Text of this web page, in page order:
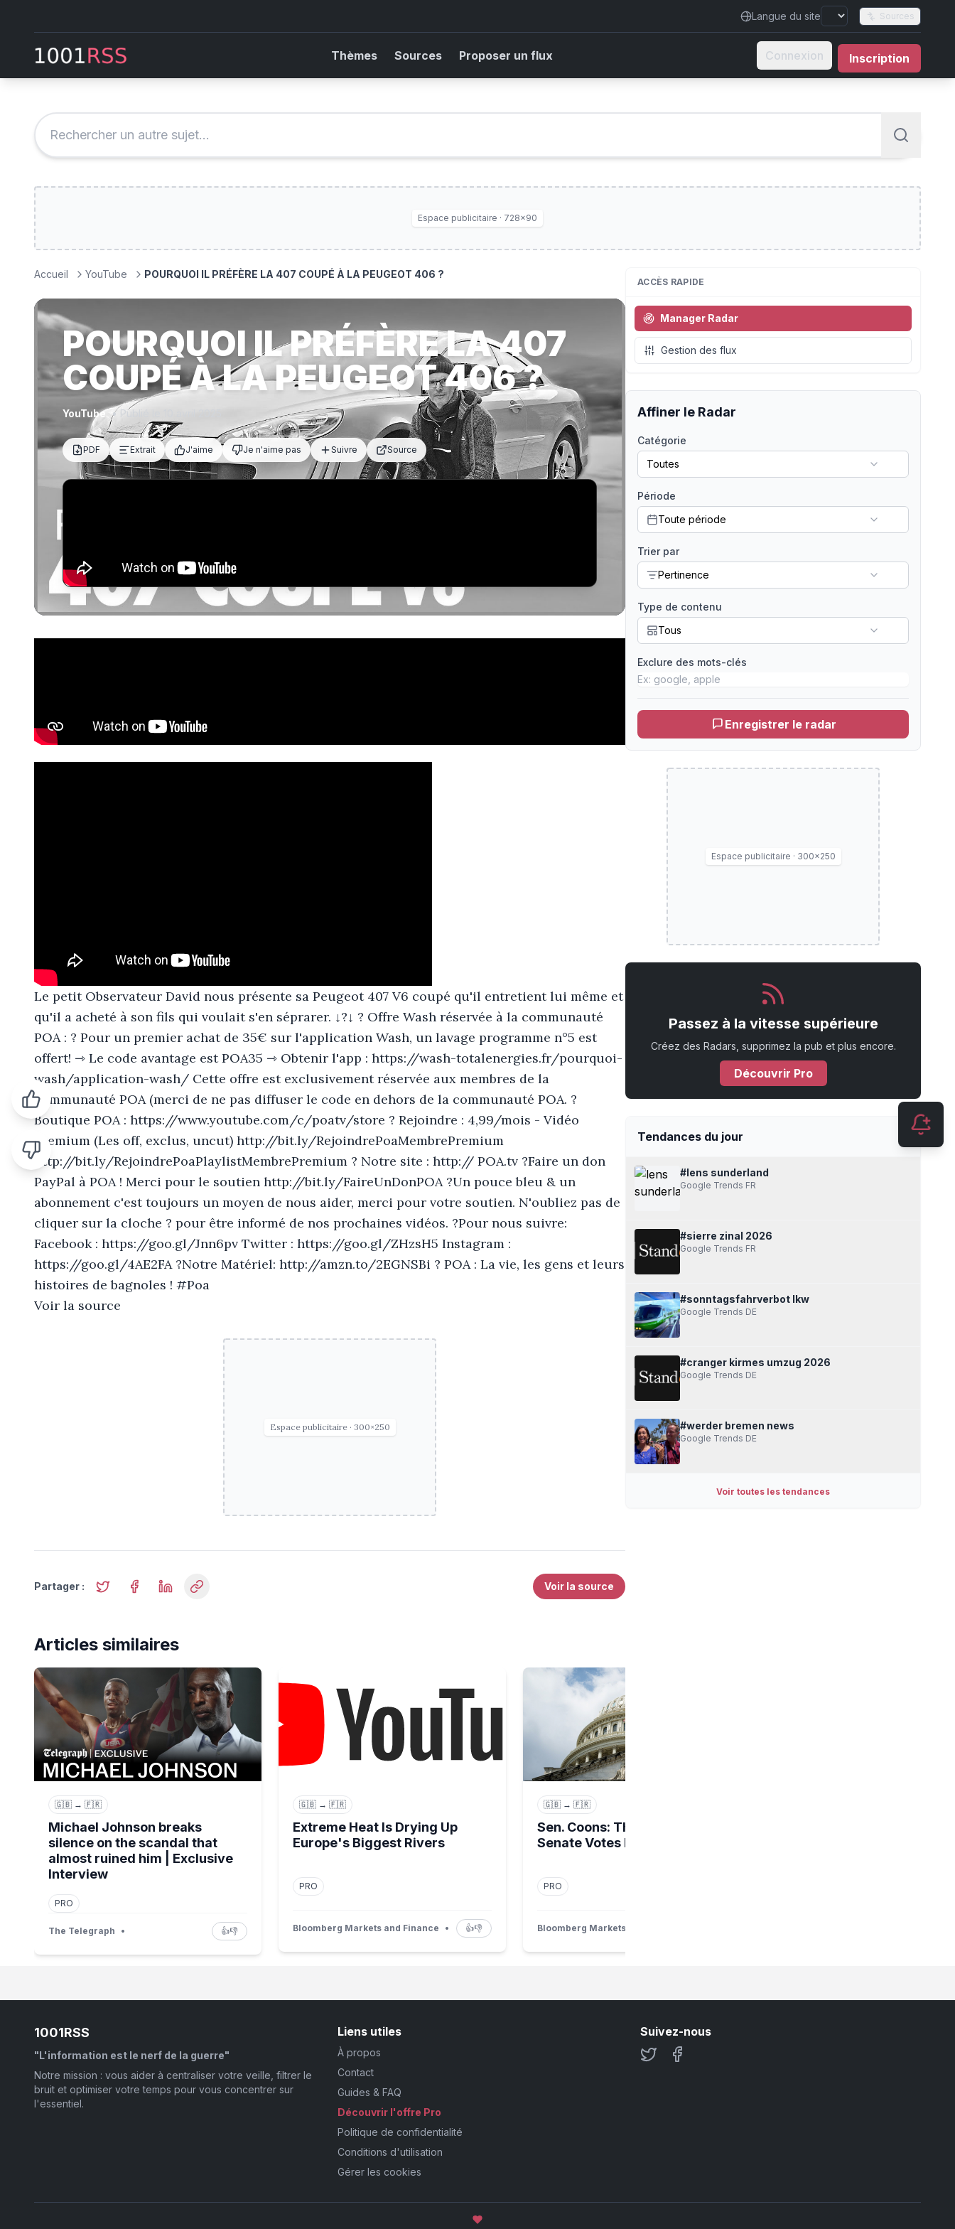
Langue du site Sources
Thèmes Sources Proposer un flux Connexion Inscription
Espace publicitaire · 728×90
Accueil YouTube POURQUOI IL PRÉFÈRE LA 407 COUPÉ À LA PEUGEOT 406 ?
POURQUOI IL PRÉFÈRE LA 407
COUPÉ À LA PEUGEOT 406 ?
YouTube • Publié le 10 avril 2025
PDF Extrait J'aime Je n'aime pas Suivre Source
Le petit Observateur David nous présente sa Peugeot 407 V6 coupé qu'il entretient lui même et
qu'il a acheté à son fils qui voulait s'en séprarer. ↓?↓ ? Offre Wash réservée à la communauté
POA : ? Pour un premier achat de 35€ sur l'application Wash, un lavage programme n°5 est
offert! ⇾ Le code avantage est POA35 ⇾ Obtenir l'app : https://wash-totalenergies.fr/pourquoi-
wash/application-wash/ Cette offre est exclusivement réservée aux membres de la
communauté POA (merci de ne pas diffuser le code en dehors de la communauté POA. ?
Boutique POA : https://www.youtube.com/c/poatv/store ? Rejoindre : 4,99/mois - Vidéo
Premium (Les off, exclus, uncut) http://bit.ly/RejoindrePoaMembrePremium
http://bit.ly/RejoindrePoaPlaylistMembrePremium ? Notre site : http:// POA.tv ?Faire un don
PayPal à POA ! Merci pour le soutien http://bit.ly/FaireUnDonPOA ?Un pouce bleu & un
abonnement c'est toujours un moyen de nous aider, merci pour votre soutien. N'oubliez pas de
cliquer sur la cloche ? pour être informé de nos prochaines vidéos. ?Pour nous suivre:
Facebook : https://goo.gl/Jnn6pv Twitter : https://goo.gl/ZHzsH5 Instagram :
https://goo.gl/4AE2FA ?Notre Matériel: http://amzn.to/2EGNSBi ? POA : La vie, les gens et leurs
histoires de bagnoles ! #Poa
Voir la source
Espace publicitaire · 300×250
Partager : Voir la source
Articles similaires
Michael Johnson breaks silence on the scandal that almost ruined him | Exclusive Interview
🇬🇧 → 🇫🇷
Michael Johnson breaks
silence on the scandal that
almost ruined him | Exclusive
Interview
PRO
The Telegraph • 👍👎
Extreme Heat Is Drying Up Europe's Biggest Rivers
🇬🇧 → 🇫🇷
Extreme Heat Is Drying Up
Europe's Biggest Rivers
PRO
Bloomberg Markets and Finance • 👍👎
Sen. Coons: Think We Can Get Senate Votes Done
🇬🇧 → 🇫🇷
Sen. Coons: Think We Can Get
Senate Votes Done
PRO
Bloomberg Markets and Finance
ACCÈS RAPIDE
Manager Radar
Gestion des flux
Affiner le Radar
Catégorie
Toutes
Période
Toute période
Trier par
Pertinence
Type de contenu
Tous
Exclure des mots-clés
Enregistrer le radar
Espace publicitaire · 300×250
Passez à la vitesse supérieure
Créez des Radars, supprimez la pub et plus encore.
Découvrir Pro
Tendances du jour
#lens sunderland
Google Trends FR
#sierre zinal 2026
Google Trends FR
#sonntagsfahrverbot lkw
Google Trends DE
#cranger kirmes umzug 2026
Google Trends DE
#werder bremen news
Google Trends DE
Voir toutes les tendances
1001RSS
"L'information est le nerf de la guerre"
Notre mission : vous aider à centraliser votre veille, filtrer le
bruit et optimiser votre temps pour vous concentrer sur
l'essentiel.
Liens utiles
À propos
Contact
Guides & FAQ
Découvrir l'offre Pro
Politique de confidentialité
Conditions d'utilisation
Gérer les cookies
Suivez-nous